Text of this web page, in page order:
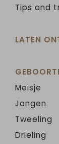
Tips and
LATEN
Meisje
Jongen
Tweeling
Drieling